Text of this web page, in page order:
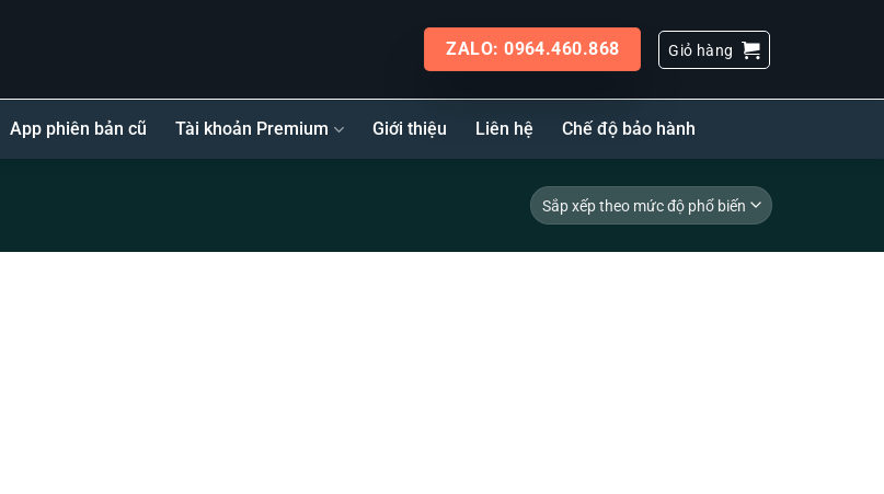
ZALO: 0964.460.868 Giỏ hàng
App phiên bản cũ Tài khoản Premium Giới thiệu Liên hệ Chế độ bảo hành